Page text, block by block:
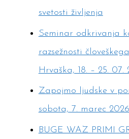
svetosti življenja
Seminar odkrivanja
razsežnosti
Hrvaška, 18. – 25. 07.
Zapojmo ljudske v
sobota, 7. marec 2026
BUGE WAZ PRIMI